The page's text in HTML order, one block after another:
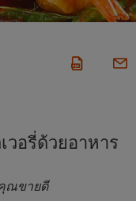
วอรี่ด้วยอาหาร
คุณขายดี